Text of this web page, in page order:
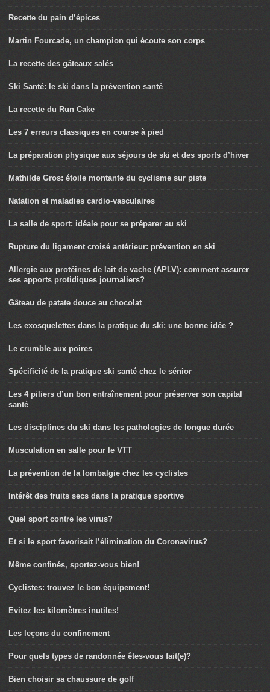
Recette du pain d’épices
Martin Fourcade, un champion qui écoute son corps
La recette des gâteaux salés
Ski Santé: le ski dans la prévention santé
La recette du Run Cake
Les 7 erreurs classiques en course à pied
La préparation physique aux séjours de ski et des sports d’hiver
Mathilde Gros: étoile montante du cyclisme sur piste
Natation et maladies cardio-vasculaires
La salle de sport: idéale pour se préparer au ski
Rupture du ligament croisé antérieur: prévention en ski
Allergie aux protéines de lait de vache (APLV): comment assurer
ses apports protidiques journaliers?
Gâteau de patate douce au chocolat
Les exosquelettes dans la pratique du ski: une bonne idée ?
Le crumble aux poires
Spécificité de la pratique ski santé chez le sénior
Les 4 piliers d’un bon entraînement pour préserver son capital
santé
Les disciplines du ski dans les pathologies de longue durée
Musculation en salle pour le VTT
La prévention de la lombalgie chez les cyclistes
Intérêt des fruits secs dans la pratique sportive
Quel sport contre les virus?
Et si le sport favorisait l’élimination du Coronavirus?
Même confinés, sportez-vous bien!
Cyclistes: trouvez le bon équipement!
Evitez les kilomètres inutiles!
Les leçons du confinement
Pour quels types de randonnée êtes-vous fait(e)?
Bien choisir sa chaussure de golf